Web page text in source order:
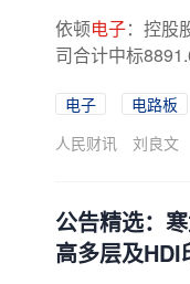
依顿电子：控股
司合计中标
电子 电路板
人民财讯
刘良文
公告精选：
高多层及HDI